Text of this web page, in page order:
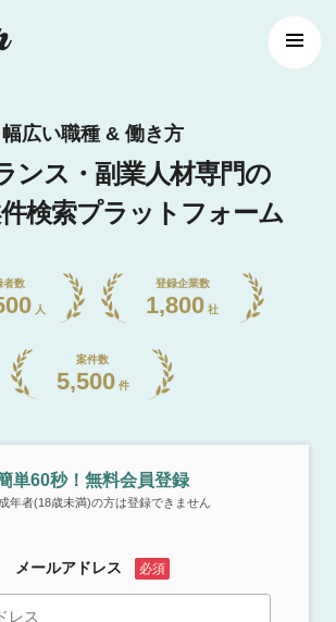
幅広い職種 & 働き方
ンス・副業人材専門の
検索プラットフォーム
者数
人
登録企業数
1,800 社
案件数
5,500 件
単60秒！無料会員登録
年者(18歳未満)の方は登録できません
メールアドレス